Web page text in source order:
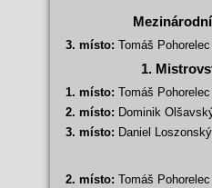
3. místo: Tomáš Pohorelec
1.
1. místo: Tomáš Pohorelec
2. místo: Dominik
3. místo: Daniel
2. místo: Tomáš Pohorelec